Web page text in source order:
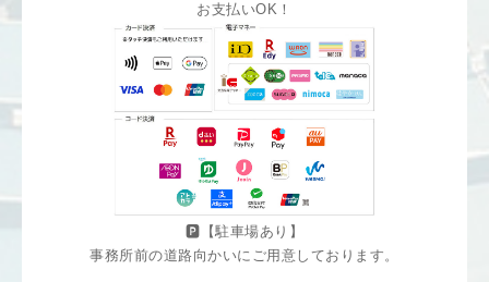
お支払いOK！
🅿️【駐車場あり】
事務所前の道路向かいにご用意しております。